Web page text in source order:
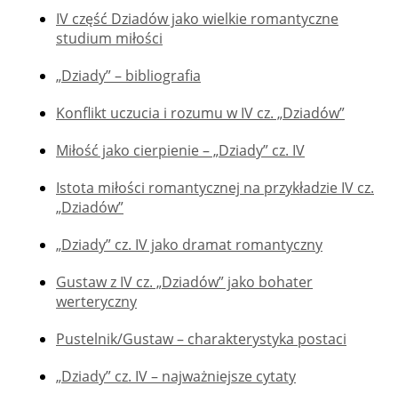
IV część Dziadów jako wielkie romantyczne
studium miłości
„Dziady” – bibliografia
Konflikt uczucia i rozumu w IV cz. „Dziadów”
Miłość jako cierpienie – „Dziady” cz. IV
Istota miłości romantycznej na przykładzie IV cz.
„Dziadów”
„Dziady” cz. IV jako dramat romantyczny
Gustaw z IV cz. „Dziadów” jako bohater
werteryczny
Pustelnik/Gustaw – charakterystyka postaci
„Dziady” cz. IV – najważniejsze cytaty